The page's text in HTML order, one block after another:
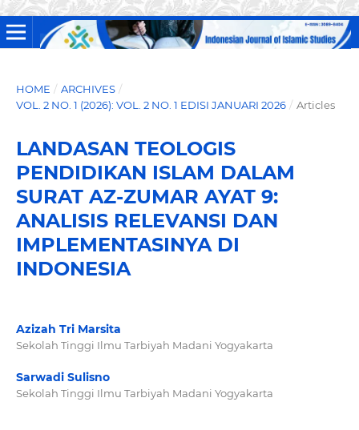
HOME / ARCHIVES /
VOL. 2 NO. 1 (2026): VOL. 2 NO. 1 EDISI JANUARI 2026 / Articles
LANDASAN TEOLOGIS
PENDIDIKAN ISLAM DALAM
SURAT AZ-ZUMAR AYAT 9:
ANALISIS RELEVANSI DAN
IMPLEMENTASINYA DI
INDONESIA
Azizah Tri Marsita
Sekolah Tinggi Ilmu Tarbiyah Madani Yogyakarta
Sarwadi Sulisno
Sekolah Tinggi Ilmu Tarbiyah Madani Yogyakarta